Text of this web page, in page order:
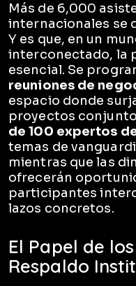
Más de 6,000
internacionales se
Y es que, en un
interconectado, la
esencial. Se
reuniones de
espacio donde
proyectos
de 100 expertos
temas de
mientras que las
ofrecerán
participantes
lazos concretos.
El Papel de
Respaldo